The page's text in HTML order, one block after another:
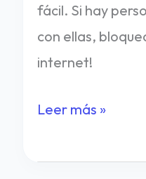
fácil. Si hay
con ellas,
internet!
Leer más »